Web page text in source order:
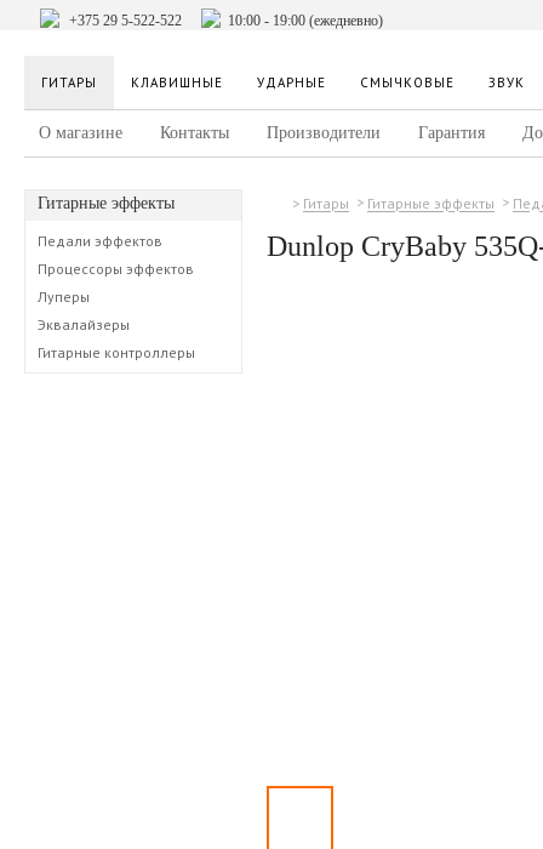
+375 29 5-522-522 10:00 - 19:00 (ежедневно)
ГИТАРЫ КЛАВИШНЫЕ УДАРНЫЕ СМЫЧКОВЫЕ ЗВУК
О магазине Контакты Производители Гарантия
Гитарные эффекты
Педали эффектов
Процессоры эффектов
Луперы
Эквалайзеры
Гитарные контроллеры
Гитары Гитарные эффекты
Dunlop CryBaby